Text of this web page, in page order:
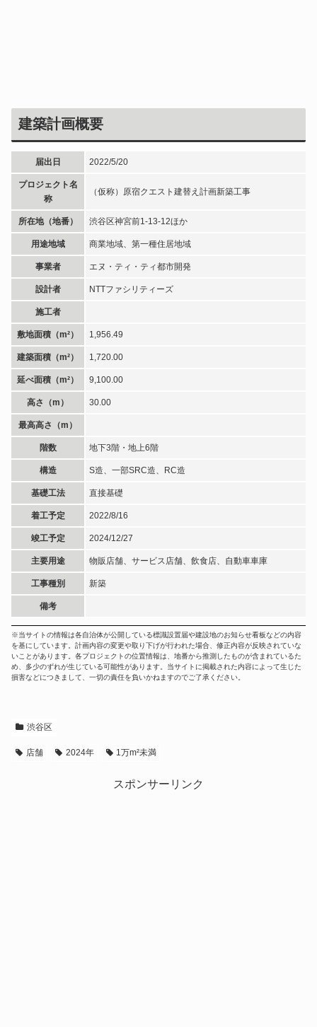
建築計画概要
届出日 2022/5/20
プロジェクト名
称
（仮称）原宿クエスト建替え計画新築工事
所在地（地番） 渋谷区神宮前1-13-12ほか
用途地域 商業地域、第一種住居地域
事業者 エヌ・ティ・ティ都市開発
設計者 NTTファシリティーズ
施工者
敷地面積（m²） 1,956.49
建築面積（m²） 1,720.00
延べ面積（m²） 9,100.00
高さ（m） 30.00
最高高さ（m）
階数 地下3階・地上6階
構造 S造、一部SRC造、RC造
基礎工法 直接基礎
着工予定 2022/8/16
竣工予定 2024/12/27
主要用途 物販店舗、サービス店舗、飲食店、自動車車庫
工事種別 新築
備考
※当サイトの情報は各自治体が公開している標識設置届や建設地のお知らせ看板などの内容
を基にしています。計画内容の変更や取り下げが行われた場合、修正内容が反映されていな
いことがあります。各プロジェクトの位置情報は、地番から推測したものが含まれているた
め、多少のずれが生じている可能性があります。当サイトに掲載された内容によって生じた
損害などにつきまして、一切の責任を負いかねますのでご了承ください。
渋谷区
店舗 2024年 1万m²未満
スポンサーリンク